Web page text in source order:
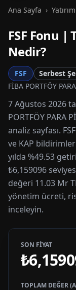
Ana Sayfa ›
FSF Fonu |
Nedir?
FSF Serbest
FİBA PORTFÖY
7 Ağustos 2026
PORTFÖY PARA
analiz sayfası.
ve KAP
yılda %49.53
₺6,159096
değeri 11.03 Mr
yönetim ücreti,
inceleyin.
SON FİYAT
TOPLAM DEĞER